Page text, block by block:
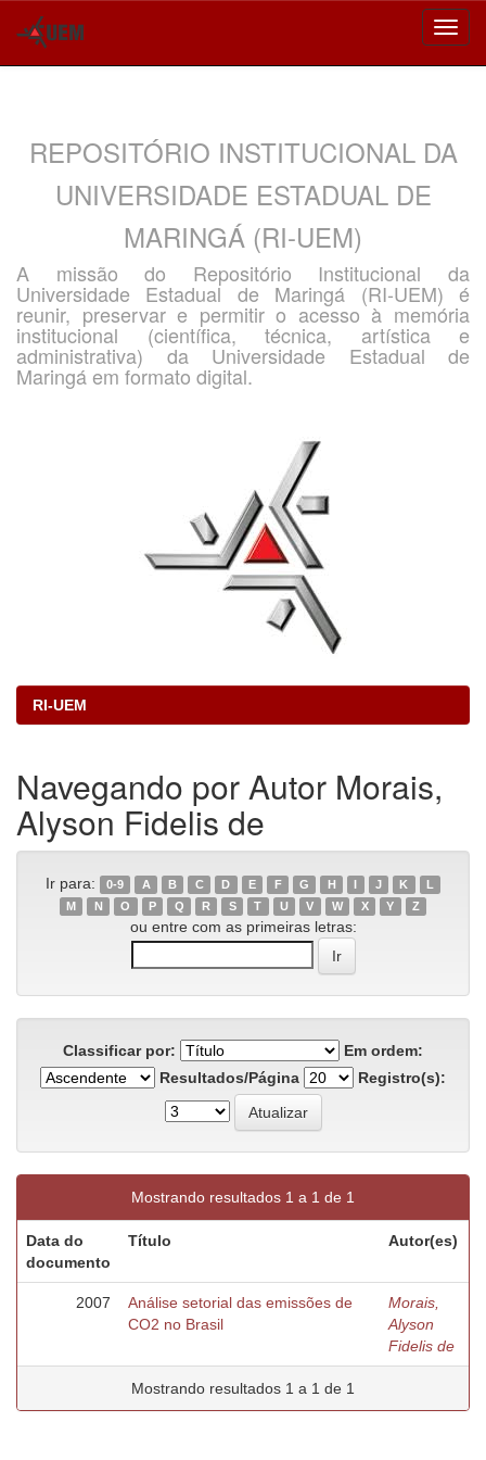
REPOSITÓRIO INSTITUCIONAL DA
UNIVERSIDADE ESTADUAL DE
MARINGÁ (RI-UEM)
A missão do Repositório Institucional da
Universidade Estadual de Maringá (RI-UEM) é
reunir, preservar e permitir o acesso à memória
institucional (científica, técnica, artística e
administrativa) da Universidade Estadual de
Maringá em formato digital.
RI-UEM
Navegando por Autor Morais,
Alyson Fidelis de
Ir para: 0-9 A B C D E F G H I J K
L
M
N O P Q R S T U V W X Y Z
ou entre com as primeiras letras:
Classificar por:
Em ordem:
Resultados/Página
Registro(s):
Mostrando resultados 1 a 1 de 1
Data do
documento
Título Autor(es)
2007
Análise setorial das emissões de
CO2 no Brasil
Morais,
Alyson
Fidelis de
Mostrando resultados 1 a 1 de 1